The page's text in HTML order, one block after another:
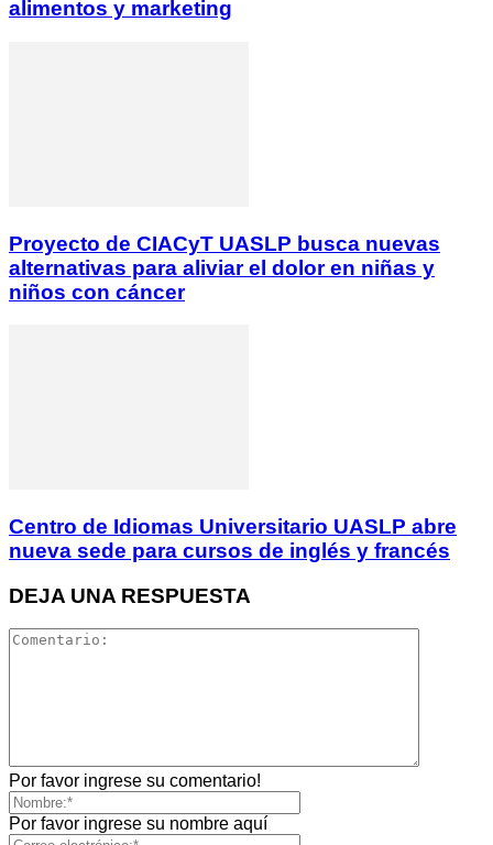
alimentos y marketing
Proyecto de CIACyT UASLP busca nuevas
alternativas para aliviar el dolor en niñas y
niños con cáncer
Centro de Idiomas Universitario UASLP abre
nueva sede para cursos de inglés y francés
DEJA UNA RESPUESTA
Por favor ingrese su comentario!
Por favor ingrese su nombre aquí